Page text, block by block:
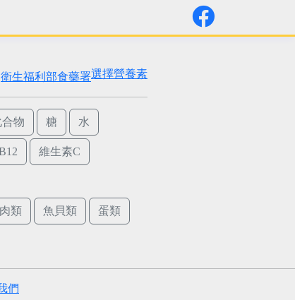
選擇營養素
衛生福利部食藥署
物 糖 水
維生素C
肉類 魚貝類 蛋類
們